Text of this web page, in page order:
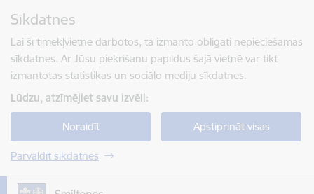
Sīkdatnes
Lai šī tīmekļvietne darbotos, tā izmanto obligāti nepieciešamās
sīkdatnes. Ar Jūsu piekrišanu papildus šajā vietnē var tikt
izmantotas statistikas un sociālo mediju sīkdatnes.
Lūdzu, atzīmējiet savu izvēli:
Noraidīt Apstiprināt visas
Pārvaldīt sīkdatnes